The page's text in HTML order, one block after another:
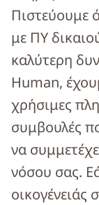
Πιστεύουμε
με ΠΥ
καλύτερη
Human,
χρήσιμες
συμβουλές
να
νόσου σας.
οικογένειάς